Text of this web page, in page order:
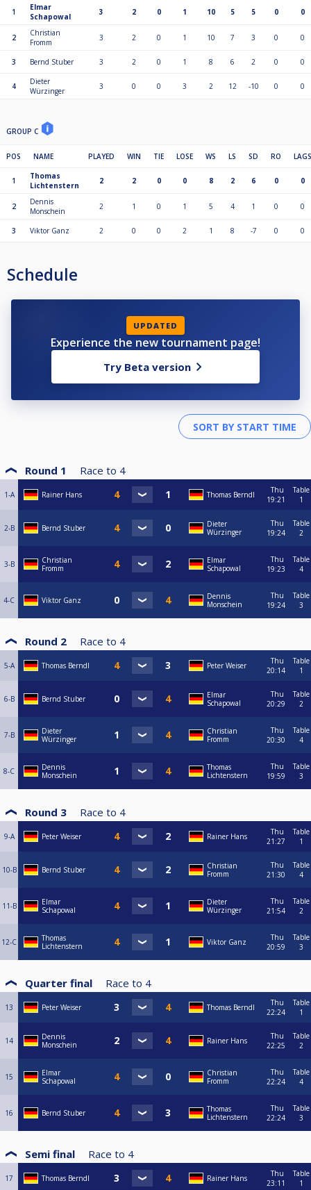
1
Elmar
Schapowal
3 2 0 1 10 5 5 0 0
2
Christian
Fromm
3 2 0 1 10 7 3 0 0
3 Bernd Stuber 3 2 0 1 8 6 2 0 0
4
Dieter
Würzinger
3 0 0 3 2 12 -10 0 0
GROUP C
POS NAME PLAYED WIN TIE LOSE WS LS SD RO LAGS
1
Thomas
Lichtenstern
2 2 0 0 8 2 6 0 0
2
Dennis
Monschein
2 1 0 1 5 4 1 0 0
3 Viktor Ganz 2 0 0 2 1 8 -7 0 0
Schedule
UPDATED
Experience the new tournament page!
Try Beta version
Round 1 Race to 4
1-A Rainer Hans Thomas Berndl
Thu
19:21
Table
1
2-B Bernd Stuber
Dieter
Würzinger
Thu
19:24
Table
2
3-B
Christian
Fromm
Elmar
Schapowal
Thu
19:23
Table
4
4-C Viktor Ganz
Dennis
Monschein
Thu
19:24
Table
3
Round 2 Race to 4
5-A Thomas Berndl Peter Weiser
Thu
20:14
Table
1
6-B Bernd Stuber
Elmar
Schapowal
Thu
20:29
Table
2
7-B
Dieter
Würzinger
Christian
Fromm
Thu
20:30
Table
4
8-C
Dennis
Monschein
Thomas
Lichtenstern
Thu
19:59
Table
3
Round 3 Race to 4
9-A Peter Weiser Rainer Hans
Thu
21:27
Table
1
10-B Bernd Stuber
Christian
Fromm
Thu
21:30
Table
4
11-B
Elmar
Schapowal
Dieter
Würzinger
Thu
21:54
Table
2
12-C
Thomas
Lichtenstern
Viktor Ganz
Thu
20:59
Table
3
Quarter final Race to 4
13 Peter Weiser Thomas Berndl
Thu
22:24
Table
1
14
Dennis
Monschein
Rainer Hans
Thu
22:25
Table
2
15
Elmar
Schapowal
Christian
Fromm
Thu
22:24
Table
4
16 Bernd Stuber
Thomas
Lichtenstern
Thu
22:24
Table
3
Semi final Race to 4
17 Thomas Berndl Rainer Hans
Thu
23:11
Table
1